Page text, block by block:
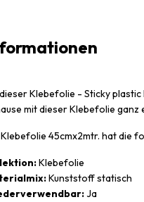
Klebefolie - Sticky plastic
mit dieser Klebefolie
45cmx2mtr. hat die
Klebefolie
Kunststoff statisch
Ja